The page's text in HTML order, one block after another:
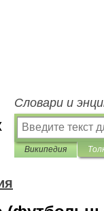
Словари и
Википедия